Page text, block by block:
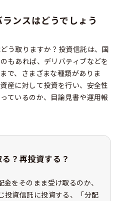
ンスはどうでしょう
う取りますか？投資信託は、国
もあれば、デリバティブなどを
で、さまざまな種類がありま
産に対して投資を行い、安全性
ているのか、目論見書や運用報
？再投資する？
をそのまま受け取るのか、
投資信託に投資する、「分配